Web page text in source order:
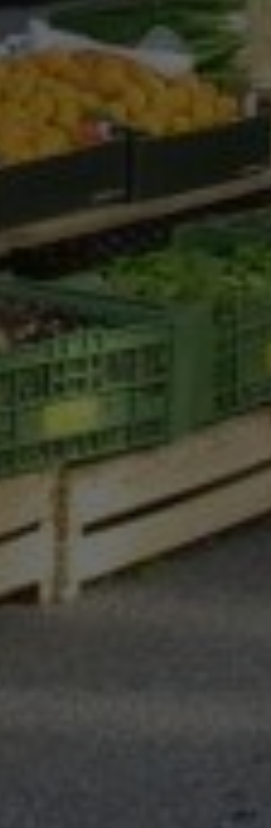
Marketing
Marketing Cookies werden von Drittanbietern oder
Publishern verwendet, um personalisierte
Besucher über Websites hinweg verfolgen.
Externe Medien
Wenn Cookies von externen Medien akzeptiert
werden, bedarf der Zugriff auf externe Inhalte
keiner manuellen Zustimmung mehr.
Google Maps